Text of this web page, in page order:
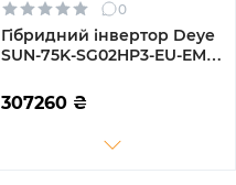
0
Гібридний інвертор Deye
SUN-75K-SG02HP3-EU-EM6
Wi-Fi 220/380V Трифазний
307260 ₴